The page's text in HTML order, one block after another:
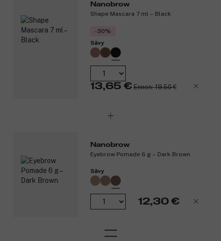
Nanobrow
Shape Mascara 7 ml – Black
-30%
Sävy
13,65 € Ennen: 19,50 €
Nanobrow
Eyebrow Pomade 6 g – Dark Brown
Sävy
12,30 €